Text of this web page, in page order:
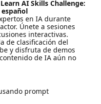
AI Skills Challenge:
en IA durante
Únete a sesiones
interactivas.
de clasificación del
y disfruta de demos
de IA aún no
prompt